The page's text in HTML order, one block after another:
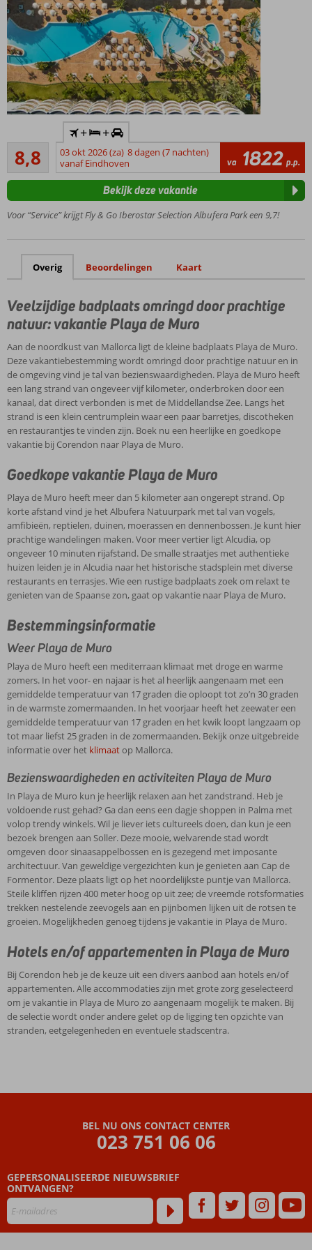
ook
mogelijk
Vanuit
het
hotel
Ideaal
familiehotel
In een
omgeving
bij het
natuurpark
Sa Albufera
Meerdere
restaurants
8,8
Aanrader
6
beoordelingen
+ +
03 okt 2026 (za) 8 dagen (7 nachten)
vanaf Eindhoven
va 1822 p.p.
Voor “Service” krijgt Fly & Go Iberostar Selection Albufera Park een 9,7!
Bekijk deze vakantie
Overig Beoordelingen Kaart
Veelzijdige badplaats omringd door prachtige
natuur: vakantie Playa de Muro
Aan de noordkust van Mallorca ligt de kleine badplaats Playa de Muro.
Deze vakantiebestemming wordt omringd door prachtige natuur en in
de omgeving vind je tal van bezienswaardigheden. Playa de Muro heeft
een lang strand van ongeveer vijf kilometer, onderbroken door een
kanaal, dat direct verbonden is met de Middellandse Zee. Langs het
strand is een klein centrumplein waar een paar barretjes, discotheken
en restaurantjes te vinden zijn. Boek nu een heerlijke en goedkope
vakantie bij Corendon naar Playa de Muro.
Goedkope vakantie Playa de Muro
Playa de Muro heeft meer dan 5 kilometer aan ongerept strand. Op
korte afstand vind je het Albufera Natuurpark met tal van vogels,
amfibieën, reptielen, duinen, moerassen en dennenbossen. Je kunt hier
prachtige wandelingen maken. Voor meer vertier ligt Alcudia, op
ongeveer 10 minuten rijafstand. De smalle straatjes met authentieke
huizen leiden je in Alcudia naar het historische stadsplein met diverse
restaurants en terrasjes. Wie een rustige badplaats zoek om relaxt te
genieten van de Spaanse zon, gaat op vakantie naar Playa de Muro.
Bestemmingsinformatie
Weer Playa de Muro
Playa de Muro heeft een mediterraan klimaat met droge en warme
zomers. In het voor- en najaar is het al heerlijk aangenaam met een
gemiddelde temperatuur van 17 graden die oploopt tot zo’n 30 graden
in de warmste zomermaanden. In het voorjaar heeft het zeewater een
gemiddelde temperatuur van 17 graden en het kwik loopt langzaam op
tot maar liefst 25 graden in de zomermaanden. Bekijk onze uitgebreide
informatie over het klimaatop Mallorca.
Bezienswaardigheden en activiteiten Playa de Muro
In Playa de Muro kun je heerlijk relaxen aan het zandstrand. Heb je
voldoende rust gehad? Ga dan eens een dagje shoppen in Palma met
volop trendy winkels. Wil je liever iets cultureels doen, dan kun je een
bezoek brengen aan Soller. Deze mooie, welvarende stad wordt
omgeven door sinaasappelbossen en is gezegend met imposante
architectuur. Van geweldige vergezichten kun je genieten aan Cap de
Formentor. Deze plaats ligt op het noordelijkste puntje van Mallorca.
Steile kliffen rijzen 400 meter hoog op uit zee; de vreemde rotsformaties
trekken nestelende zeevogels aan en pijnbomen lijken uit de rotsen te
groeien. Mogelijkheden genoeg tijdens je vakantie in Playa de Muro.
Hotels en/of appartementen in Playa de Muro
Bij Corendon heb je de keuze uit een divers aanbod aan hotels en/of
appartementen. Alle accommodaties zijn met grote zorg geselecteerd
om je vakantie in Playa de Muro zo aangenaam mogelijk te maken. Bij
de selectie wordt onder andere gelet op de ligging ten opzichte van
stranden, eetgelegenheden en eventuele stadscentra.
BEL NU ONS CONTACT CENTER
023 751 06 06
GEPERSONALISEERDE NIEUWSBRIEF
ONTVANGEN?